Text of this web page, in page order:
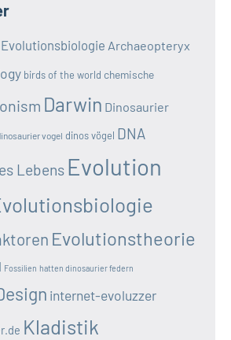
Evolutionsbiologie Archaeopteryx
birds of the world chemische
Darwin Dinosaurier
vogel dinos vögel DNA
Lebens Evolution
Evolutionstheorie
Fossilien hatten dinosaurier federn
internet-evoluzzer
Kladistik